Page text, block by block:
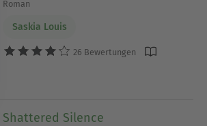
Roman
Saskia Louis
26 Bewertungen
Shattered Silence